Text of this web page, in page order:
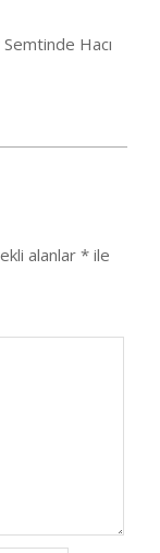
Hacı
alanlar* ile